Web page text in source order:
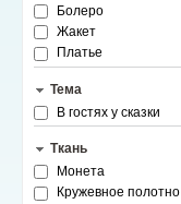
Болеро
Жакет
Платье
Тема
В гостях у сказки
Ткань
Монета
Кружевное полотно